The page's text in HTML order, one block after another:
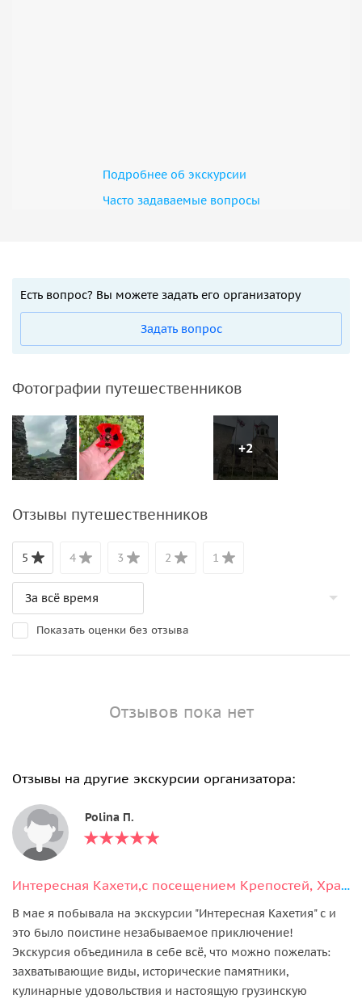
Подробнее об экскурсии
Часто задаваемые вопросы
Есть вопрос? Вы можете задать его организатору
Задать вопрос
Фотографии путешественников
+2
Отзывы путешественников
5 4 3 2 1
Показать оценки без отзыва
Отзывов пока нет
Отзывы на другие экскурсии организатора:
Polina П.
Интересная Кахети,с посещением Крепостей, Храмов и дегустацией вина.
В мае я побывала на экскурсии "Интересная Кахетия" с и
это было поистине незабываемое приключение!
Экскурсия объединила в себе всё, что можно пожелать:
захватывающие виды, исторические памятники,
кулинарные удовольствия и настоящую грузинскую